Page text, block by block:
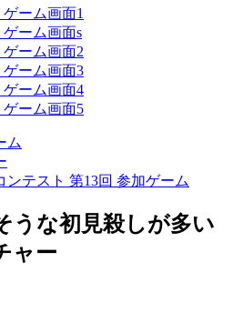
ム
ンテスト 第13回 参加ゲーム
うな初見殺しが多い
ャー